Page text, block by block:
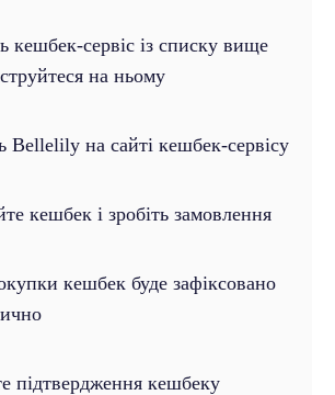
кешбек-сервіс із списку вище
на ньому
Bellelily на сайті кешбек-сервісу
кешбек і зробіть замовлення
кешбек буде зафіксовано
підтвердження кешбеку